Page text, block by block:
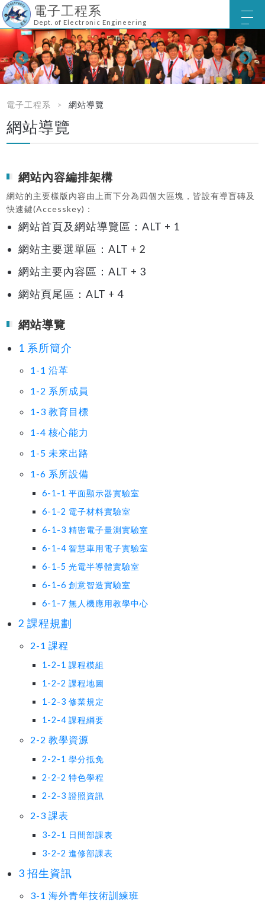
電子工程系
Dept. of Electronic Engineering
電子工程系 網站導覽
網站導覽
網站內容編排架構
網站的主要樣版內容由上而下分為四個大區塊，皆設有導盲磚及
快速鍵(Accesskey)：
網站首頁及網站導覽區：ALT + 1
網站主要選單區：ALT + 2
網站主要內容區：ALT + 3
網站頁尾區：ALT + 4
網站導覽
1 系所簡介
1-1 沿革
1-2 系所成員
1-3 教育目標
1-4 核心能力
1-5 未來出路
1-6 系所設備
6-1-1 平面顯示器實驗室
6-1-2 電子材料實驗室
6-1-3 精密電子量測實驗室
6-1-4 智慧車用電子實驗室
6-1-5 光電半導體實驗室
6-1-6 創意智造實驗室
6-1-7 無人機應用教學中心
2 課程規劃
2-1 課程
1-2-1 課程模組
1-2-2 課程地圖
1-2-3 修業規定
1-2-4 課程綱要
2-2 教學資源
2-2-1 學分抵免
2-2-2 特色學程
2-2-3 證照資訊
2-3 課表
3-2-1 日間部課表
3-2-2 進修部課表
3 招生資訊
3-1 海外青年技術訓練班